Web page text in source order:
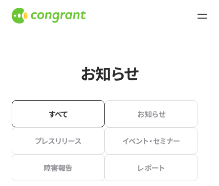
お知らせ
すべて お知らせ
プレスリリース イベント・セミナー
障害報告 レポート